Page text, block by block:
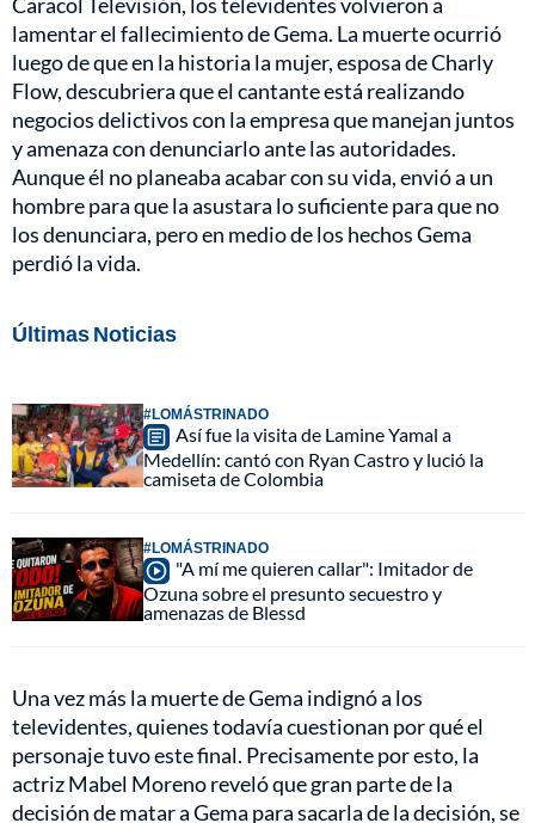
lamentar el fallecimiento de Gema. La muerte ocurrió
luego de que en la historia la mujer, esposa de Charly
Flow, descubriera que el cantante está realizando
negocios delictivos con la empresa que manejan juntos
y amenaza con denunciarlo ante las autoridades.
Aunque él no planeaba acabar con su vida, envió a un
hombre para que la asustara lo suficiente para que no
los denunciara, pero en medio de los hechos Gema
perdió la vida.
Últimas Noticias
#LOMÁSTRINADO
Así fue la visita de Lamine Yamal a
Medellín: cantó con Ryan Castro y lució la
camiseta de Colombia
#LOMÁSTRINADO
"A mí me quieren callar": Imitador de
Ozuna sobre el presunto secuestro y
amenazas de Blessd
Una vez más la muerte de Gema indignó a los
televidentes, quienes todavía cuestionan por qué el
personaje tuvo este final. Precisamente por esto, la
actriz Mabel Moreno reveló que gran parte de la
decisión de matar a Gema para sacarla de la decisión, se